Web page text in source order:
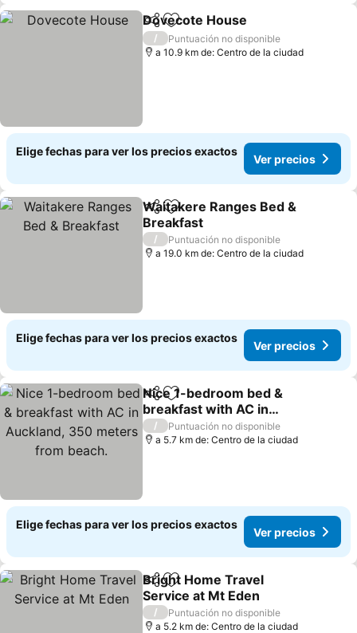
CompartirAgregar a favoritos
Dovecote House
/
Puntuación no disponible
a 10.9 km de: Centro de la ciudad
Elige fechas para ver los precios exactos
Ver precios
CompartirAgregar a favoritos
Waitakere Ranges Bed &
Breakfast
Ver precios
/
Puntuación no disponible
a 19.0 km de: Centro de la ciudad
Elige fechas para ver los precios exactos
Ver precios
CompartirAgregar a favoritos
Nice 1-bedroom bed &
breakfast with AC in
Auckland, 350 meters
from beach.
Ver precios
/
Puntuación no disponible
a 5.7 km de: Centro de la ciudad
Elige fechas para ver los precios exactos
Ver precios
CompartirAgregar a favoritos
Bright Home Travel
Service at Mt Eden
Ver precios
/
Puntuación no disponible
a 5.2 km de: Centro de la ciudad